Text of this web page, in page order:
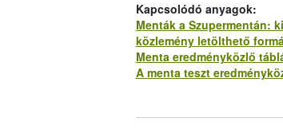
Kapcsolódó anyagok:
Menták a Szupermentán:
közlemény letölthető
Menta eredményközlő
A menta teszt